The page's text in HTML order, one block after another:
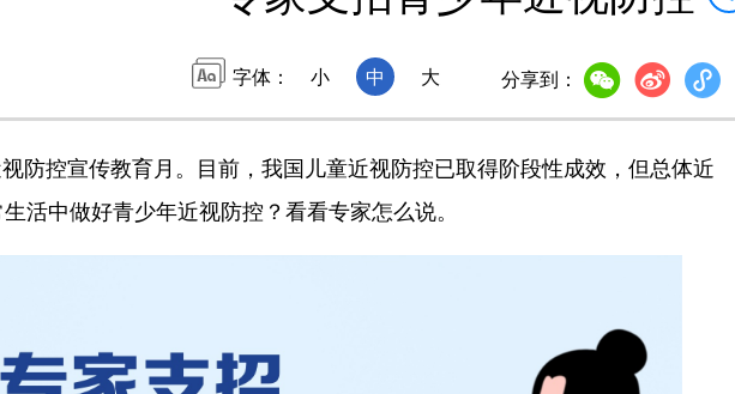
字体： 小 中 大 分享到：
控宣传教育月。目前，我国儿童近视防控已取得阶段性成效，但总体近
活中做好青少年近视防控？看看专家怎么说。